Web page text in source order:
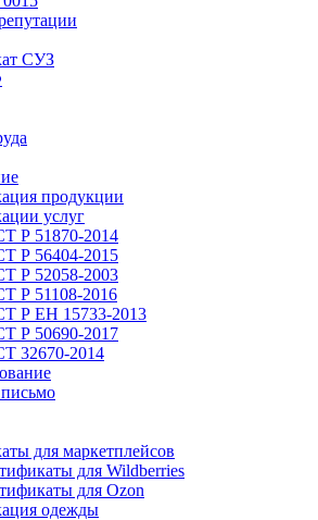
СУЗ
продукции
услуг
Р 51870-2014
Р 56404-2015
Р 52058-2003
Р 51108-2016
Р ЕН 15733-2013
Р 50690-2017
32670-2014
для маркетплейсов
для Wildberries
для Ozon
одежды